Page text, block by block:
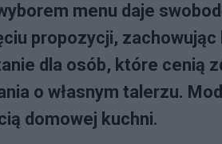
menu daje
propozycji,
dla osób, które cenią
o własnym talerzu.
domowej kuchni.